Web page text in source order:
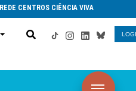
REDE CENTROS CIÊNCIA VIVA